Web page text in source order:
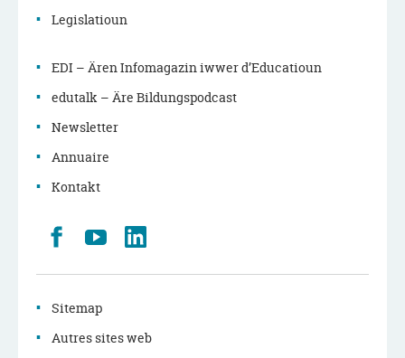
Legislatioun
EDI – Ären Infomagazin iwwer d’Educatioun
edutalk – Äre Bildungspodcast
Newsletter
Annuaire
Kontakt
Retrouvez
nous
Facebook
Youtube
Sitemap
Autres sites web